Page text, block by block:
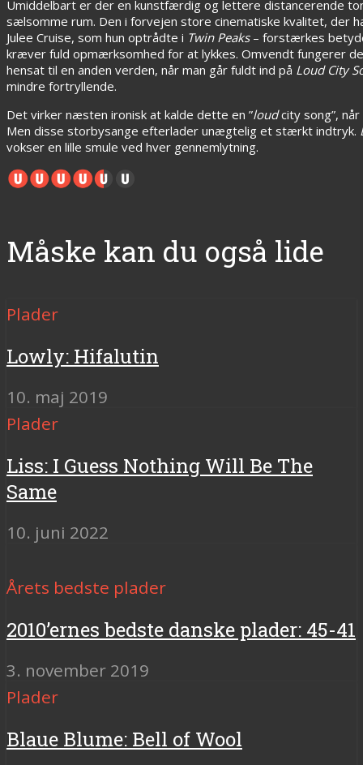
Umiddelbart er der en kunstfærdig og lettere distancerende
sælsomme rum. Den i forvejen store cinematiske kvalitet, der
Julee Cruise, som hun optrådte i Twin Peaks– forstærkes
kræver fuld opmærksomhed for at lykkes. Omvendt fungerer
hensat til en anden verden, når man går fuldt ind på Loud City
mindre fortryllende.
Det virker næsten ironisk at kalde dette en ”loudcity song”, når
Men disse storbysange efterlader unægtelig et stærkt indtryk.
vokser en lille smule ved hver gennemlytning.
Måske kan du også lide
Plader
Lowly: Hifalutin
10. maj 2019
Plader
Liss: I Guess Nothing Will Be The
Same
10. juni 2022
Årets bedste plader
2010’ernes bedste danske plader: 45-41
3. november 2019
Plader
Blaue Blume: Bell of Wool